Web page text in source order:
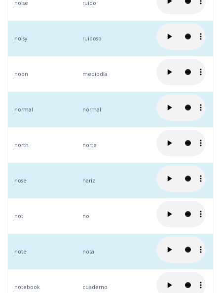
noise ruido
noisy ruidoso
noon mediodía
normal normal
north norte
nose nariz
not no
note nota
notebook cuaderno